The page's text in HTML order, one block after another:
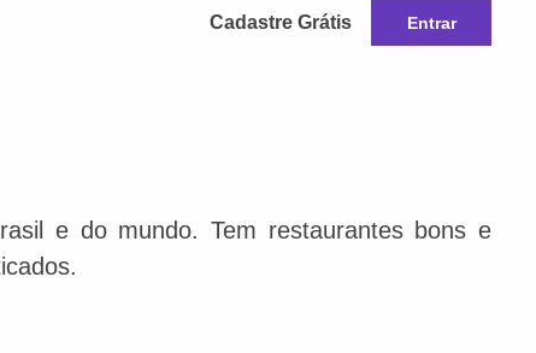
Cadastre Grátis Entrar
e do mundo. Tem restaurantes bons e